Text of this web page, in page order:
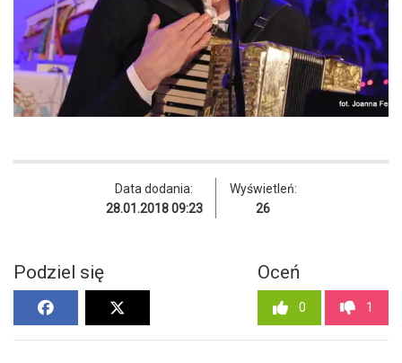
Data dodania:
28.01.2018 09:23
Wyświetleń:
26
Podziel się Oceń
0 1